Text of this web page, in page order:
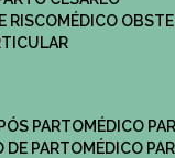
RISCO
MÉDICO
PÓS PARTO
MÉDICO
DE PARTO
MÉDICO